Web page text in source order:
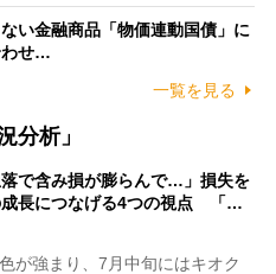
い金融商品「物価連動国債」に
わせ…
一覧を見る
分析」
落で含み損が膨らんで…」損失を
成長につなげる4つの視点 「…
が強まり、7月中旬にはキオク